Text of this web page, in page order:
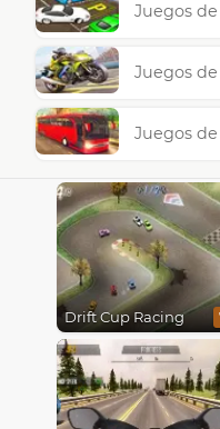
Juegos
Juegos
Juegos
Drift Cup Racing